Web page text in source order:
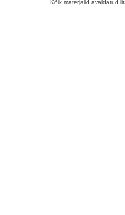
Kõik materjalid avaldatud